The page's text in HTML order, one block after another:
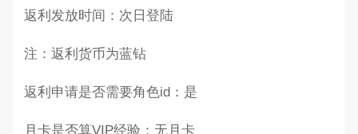
返利发放时间：次日登陆
注：返利货币为蓝钻
返利申请是否需要角色id：是
月卡是否算VIP经验：无月卡